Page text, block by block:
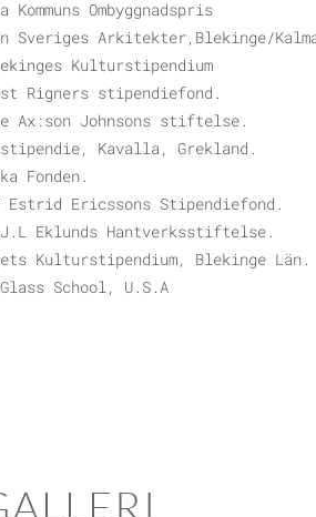
Ombyggnadspris
Sveriges Arkitekter,Blekinge/
Kulturstipendium
Rigners stipendiefond.
Ax:son Johnsons stiftelse.
Kavalla, Grekland.
Fonden.
Estrid Ericssons Stipendiefond.
Eklunds Hantverksstiftelse.
Kulturstipendium, Blekinge Län.
School, U.S.A